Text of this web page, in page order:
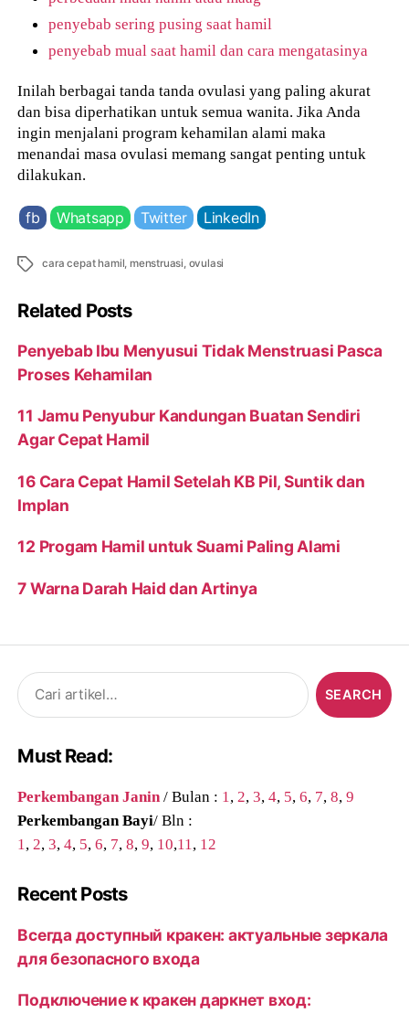
penyebab sering pusing saat hamil
penyebab mual saat hamil dan cara mengatasinya
Inilah berbagai tanda tanda ovulasi yang paling akurat
dan bisa diperhatikan untuk semua wanita. Jika Anda
ingin menjalani program kehamilan alami maka
menandai masa ovulasi memang sangat penting untuk
dilakukan.
fb Whatsapp Twitter LinkedIn
Tags cara cepat hamil, menstruasi, ovulasi
Related Posts
Penyebab Ibu Menyusui Tidak Menstruasi Pasca
Proses Kehamilan
11 Jamu Penyubur Kandungan Buatan Sendiri
Agar Cepat Hamil
16 Cara Cepat Hamil Setelah KB Pil, Suntik dan
Implan
12 Progam Hamil untuk Suami Paling Alami
7 Warna Darah Haid dan Artinya
Search
for:
Must Read:
Perkembangan Janin/ Bulan : 1,2,3,4, 5,6, 7,8,9
Perkembangan Bayi/ Bln :
1,2,3,4, 5,6, 7,8,9, 10,11, 12
Recent Posts
Всегда доступный кракен: актуальные зеркала
для безопасного входа
Подключение к кракен даркнет вход: